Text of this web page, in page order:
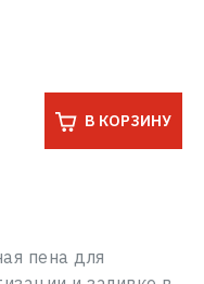
В КОРЗИНУ
пена для